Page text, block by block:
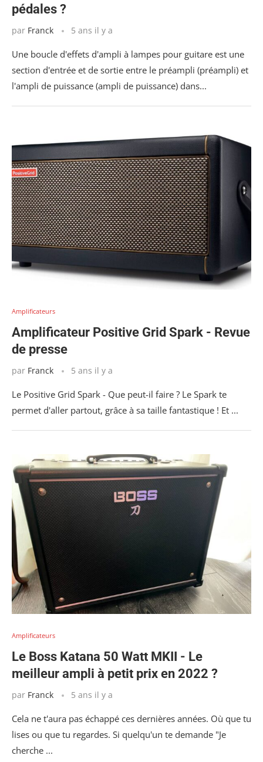
pédales ?
par Franck 5 ans il y a
Une boucle d'effets d'ampli à lampes pour guitare est une
section d'entrée et de sortie entre le préampli (préampli) et
l'ampli de puissance (ampli de puissance) dans...
Amplificateurs
Amplificateur Positive Grid Spark - Revue
de presse
par Franck 5 ans il y a
Le Positive Grid Spark - Que peut-il faire ? Le Spark te
permet d'aller partout, grâce à sa taille fantastique ! Et ...
Amplificateurs
Le Boss Katana 50 Watt MKII - Le
meilleur ampli à petit prix en 2022 ?
par Franck 5 ans il y a
Cela ne t'aura pas échappé ces dernières années. Où que tu
lises ou que tu regardes. Si quelqu'un te demande "Je
cherche ...